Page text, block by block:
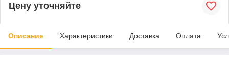
Цену уточняйте
Описание Характеристики Доставка Оплата